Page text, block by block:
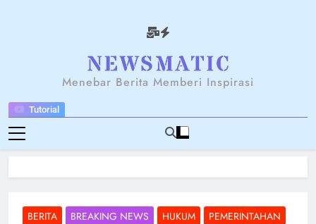
Tutorial
NEWSANTARA
Menebar Berita Memberi Inspirasi
BERITA BREAKING NEWS HUKUM
PEMERINTAHAN